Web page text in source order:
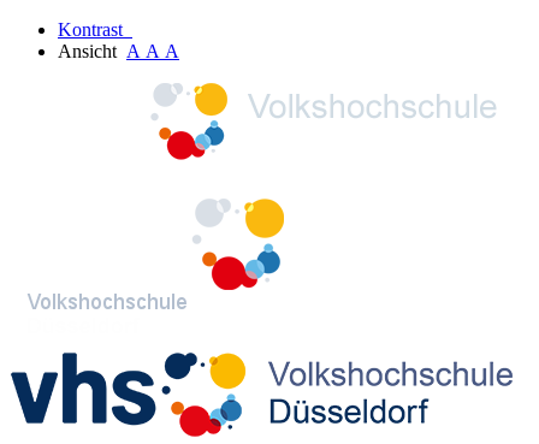
Kontrast
Ansicht A A A